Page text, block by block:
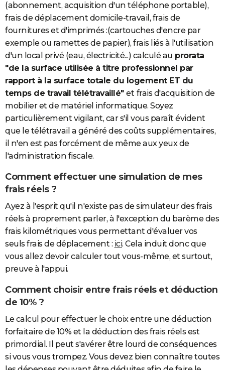
(abonnement, acquisition d'un téléphone portable),
frais de déplacement domicile-travail, frais de
fournitures et d'imprimés :(cartouches d'encre par
exemple ou ramettes de papier), frais liés à l'utilisation
d'un local privé (eau, électricité...) calculé au prorata
"de la surface utilisée à titre professionnel par
rapport à la surface totale du logement ET du
temps de travail télétravaillé" et frais d'acquisition de
mobilier et de matériel informatique. Soyez
particulièrement vigilant, car s'il vous paraît évident
que le télétravail a généré des coûts supplémentaires,
il n'en est pas forcément de même aux yeux de
l'administration fiscale.
Comment effectuer une simulation de mes
frais réels ?
Ayez à l'esprit qu'il n'existe pas de simulateur des frais
réels à proprement parler, à l'exception du barème des
frais kilométriques vous permettant d'évaluer vos
seuls frais de déplacement : ici. Cela induit donc que
vous allez devoir calculer tout vous-même, et surtout,
preuve à l'appui.
Comment choisir entre frais réels et déduction
de 10% ?
Le calcul pour effectuer le choix entre une déduction
forfaitaire de 10% et la déduction des frais réels est
primordial. Il peut s'avérer être lourd de conséquences
si vous vous trompez. Vous devez bien connaître toutes